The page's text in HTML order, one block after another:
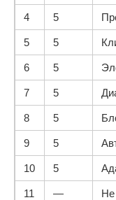
4 5
5 5
6 5
7 5
8 5
9 5
10 5
11 — Не